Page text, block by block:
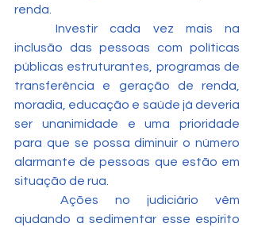
renda.
	Investir cada vez mais na
inclusão das pessoas com políticas
públicas estruturantes, programas de
transferência e geração de renda,
moradia, educação e saúde já deveria
ser unanimidade e uma prioridade
para que se possa diminuir o número
alarmante de pessoas que estão em
situação de rua.
ajudando a sedimentar esse espírito